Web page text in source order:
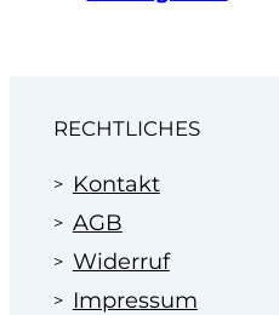
im Bereich der
RECHTLICHES
Kontakt
AGB
Widerruf
Impressum